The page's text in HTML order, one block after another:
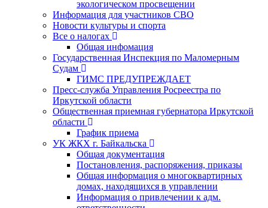
экологическом просвещении
Информация для участников СВО
Новости культуры и спорта
Все о налогах
Общая инфомация
Государственная Инспекция по Маломерным
Судам
ГИМС ПРЕДУПРЕЖДАЕТ
Пресс-служба Управления Росреестра по
Иркутской области
Общественная приемная губернатора Иркутской
области
График приема
УК ЖКХ г. Байкальска
Общая документация
Постановления, распоряжения, приказы
Общая информация о многоквартирных
домах, находящихся в управлении
Информация о привлечении к адм.